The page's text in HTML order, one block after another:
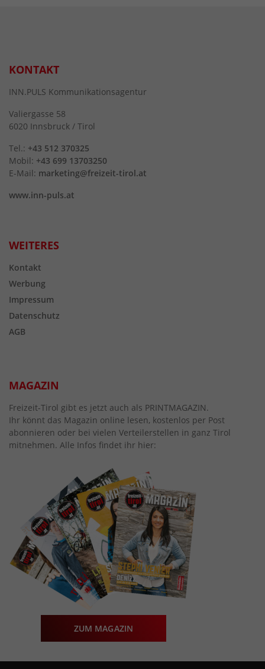
KONTAKT
INN.PULS Kommunikationsagentur
Valiergasse 58
6020 Innsbruck / Tirol
Tel.: +43 512 370325
Mobil: +43 699 13703250
E-Mail: marketing@freizeit-tirol.at
www.inn-puls.at
WEITERES
Kontakt
Werbung
Impressum
Datenschutz
AGB
MAGAZIN
Freizeit-Tirol gibt es jetzt auch als PRINTMAGAZIN.
Ihr könnt das Magazin online lesen, kostenlos per Post
abonnieren oder bei vielen Verteilerstellen in ganz Tirol
mitnehmen. Alle Infos findet ihr hier:
ZUM MAGAZIN